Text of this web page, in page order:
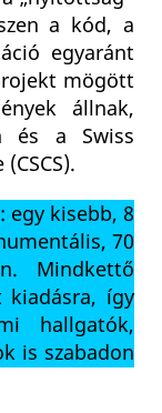
a kód, a
egyaránt
mögött
állnak,
és a Swiss
egy kisebb, 8
70
Mindkettő
így
hallgatók,
is szabadon